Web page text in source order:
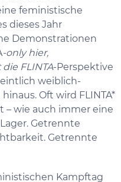
feministische
dieses Jahr
Demonstrationen
-only hier,
FLINTA-Perspektive
weiblich-
Oft wird FLINTA*
– wie auch immer eine
Getrennte
Getrennte
Kampftag